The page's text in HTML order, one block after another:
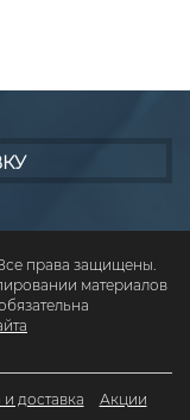
права защищены.
материалов
доставка
Акции